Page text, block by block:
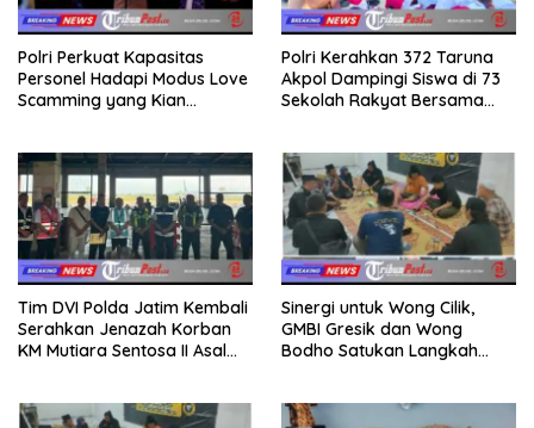
Polri Perkuat Kapasitas
Personel Hadapi Modus Love
Scamming yang Kian
Polri Kerahkan 372 Taruna
Akpol Dampingi Siswa di 73
Sekolah Rakyat Bersama
Tim DVI Polda Jatim Kembali
Serahkan Jenazah Korban
KM Mutiara Sentosa II Asal
Sinergi untuk Wong Cilik,
GMBI Gresik dan Wong
Bodho Satukan Langkah